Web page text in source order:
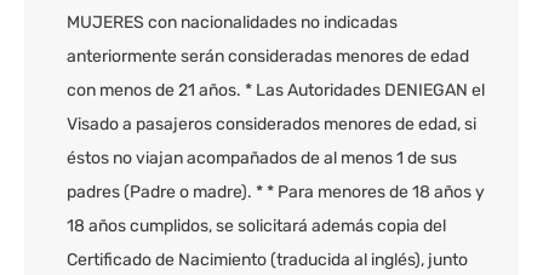
MUJERES con nacionalidades no indicadas
anteriormente serán consideradas menores de edad
con menos de 21 años. * Las Autoridades DENIEGAN el
Visado a pasajeros considerados menores de edad, si
éstos no viajan acompañados de al menos 1 de sus
padres (Padre o madre). * * Para menores de 18 años y
18 años cumplidos, se solicitará además copia del
Certificado de Nacimiento (traducida al inglés), junto